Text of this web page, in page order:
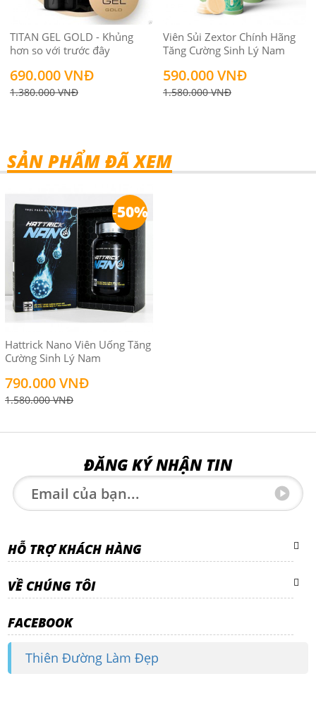
TITAN GEL GOLD - Khủng
hơn so với trước đây
690.000 VNĐ
1.380.000 VNĐ
Viên Sủi Zextor Chính Hãng
Tăng Cường Sinh Lý Nam
590.000 VNĐ
1.580.000 VNĐ
SẢN PHẨM ĐÃ XEM
Hattrick Nano Viên Uống Tăng
Cường Sinh Lý Nam
790.000 VNĐ
1.580.000 VNĐ
-50%
ĐĂNG KÝ NHẬN TIN
HỖ TRỢ KHÁCH HÀNG
VỀ CHÚNG TÔI
FACEBOOK
Thiên Đường Làm Đẹp